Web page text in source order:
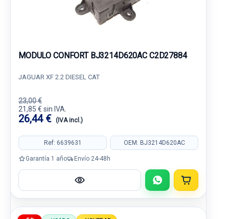
MODULO CONFORT BJ3214D620AC C2D27884
JAGUAR XF 2.2 DIESEL CAT
23,00 €
21,85 € sin IVA.
26,44 € (IVA incl.)
Ref: 6639631 OEM: BJ3214D620AC
Garantía 1 año Envío 24-48h